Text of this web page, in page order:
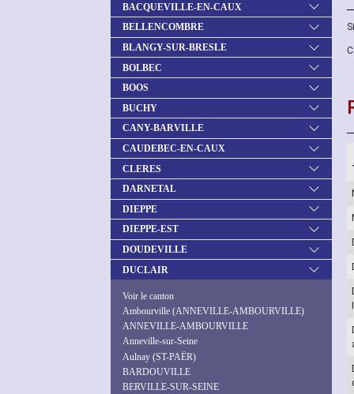
BACQUEVILLE-EN-CAUX
BELLENCOMBRE
BLANGY-SUR-BRESLE
BOLBEC
BOOS
BUCHY
CANY-BARVILLE
CAUDEBEC-EN-CAUX
CLERES
DARNETAL
DIEPPE
DIEPPE-EST
DOUDEVILLE
DUCLAIR
Voir le canton
Ambourville (ANNEVILLE-AMBOURVILLE)
ANNEVILLE-AMBOURVILLE
Anneville-sur-Seine
Aulnay (ST-PAËR)
BARDOUVILLE
BERVILLE-SUR-SEINE